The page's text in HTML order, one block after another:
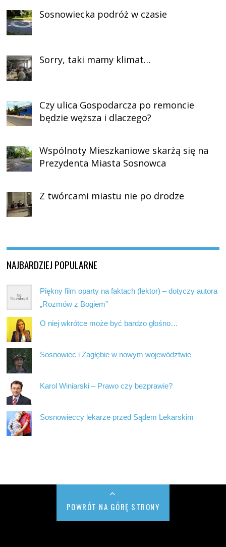
Sosnowiecka podróż w czasie
Sorry, taki mamy klimat…
Czy ulica Gospodarcza po remoncie
będzie węższa i dlaczego?
Wspólnoty Mieszkaniowe skarżą się na
Prezydenta Miasta Sosnowca
Z twórcami miastu nie po drodze
NAJBARDZIEJ POPULARNE
Piękny film oparty na faktach (lektor) – dotyczy autora
„Rozmów z Bogiem”
O niej wkrótce może być bardzo głośno…
Sosnowiec i Zagłębie w nowym województwie
Karol Winiarski – Prawo czy bezprawie?
Sosnowieccy lekarze przed Sądem Lekarskim
POWRÓT NA GÓRĘ STRONY